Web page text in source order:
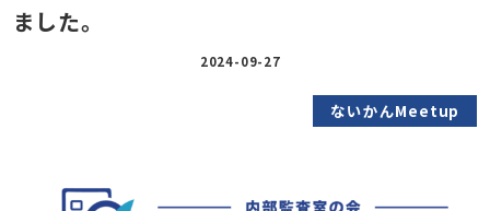
ました。
2024-09-27
ないかんMeetup